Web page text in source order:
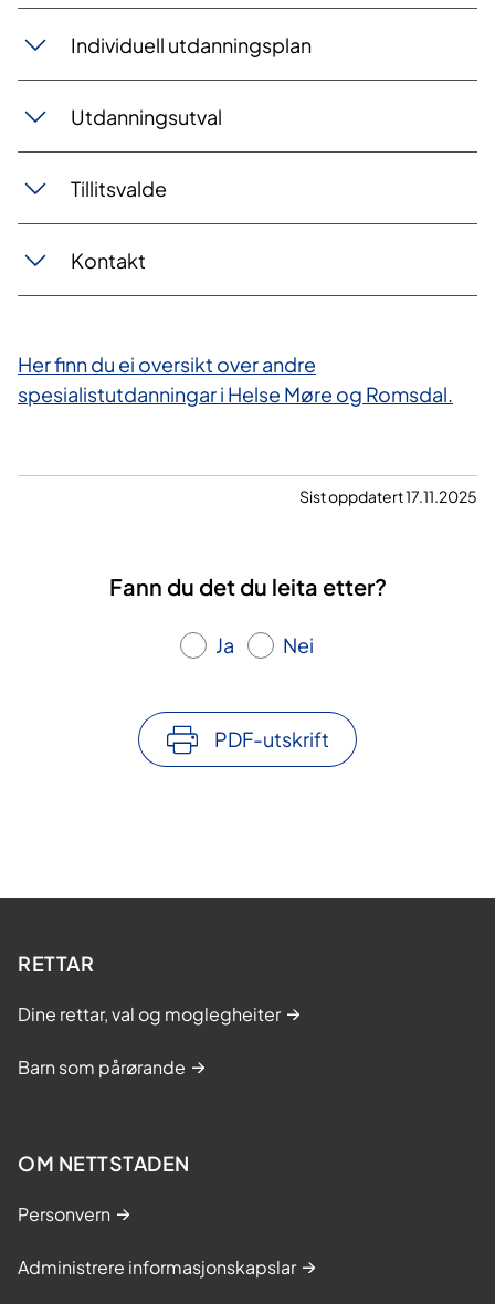
Individuell utdanningsplan
Utdanningsutval
Tillitsvalde
Kontakt
Her finn du ei oversikt over andre
spesialistutdanningar i Helse Møre og Romsdal.
Sist oppdatert 17.11.2025
Fann du det du leita etter?
Ja Nei
PDF-utskrift
RETTAR
Dine rettar, val og moglegheiter
Barn som pårørande
OM NETTSTADEN
Personvern
Administrere informasjonskapslar